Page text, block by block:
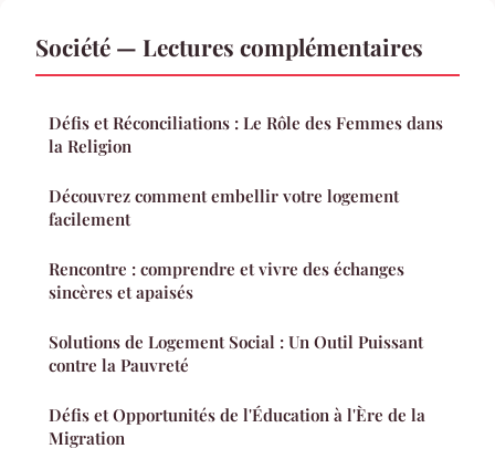
Société — Lectures complémentaires
Défis et Réconciliations : Le Rôle des Femmes dans
la Religion
Découvrez comment embellir votre logement
facilement
Rencontre : comprendre et vivre des échanges
sincères et apaisés
Solutions de Logement Social : Un Outil Puissant
contre la Pauvreté
Défis et Opportunités de l'Éducation à l'Ère de la
Migration